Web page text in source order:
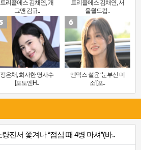
트리플에스 김채연, 개
그맨 김규..
트리플에스 김채연, 서
울월드컵..
정은채, 화사한 명사수
[포토엔H..
엔믹스 설윤 ‘눈부신 미
소’[포..
진서 쫓겨나 “점심 때 4병 마셔”(바..